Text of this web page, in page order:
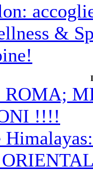
&
!!!!